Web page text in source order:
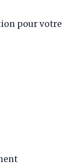
pour votre